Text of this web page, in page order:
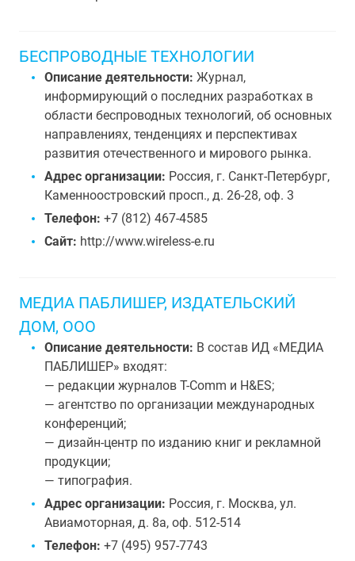
БЕСПРОВОДНЫЕ ТЕХНОЛОГИИ
Описание деятельности: Журнал,
информирующий о последних разработках в
области беспроводных технологий, об основных
направлениях, тенденциях и перспективах
развития отечественного и мирового рынка.
Адрес организации: Россия, г. Санкт-Петербург,
Каменноостровский просп., д. 26-28, оф. 3
Телефон: +7 (812) 467-4585
Сайт: http://www.wireless-e.ru
МЕДИА ПАБЛИШЕР, ИЗДАТЕЛЬСКИЙ
ДОМ, ООО
Описание деятельности: В состав ИД «МЕДИА
ПАБЛИШЕР» входят:
— редакции журналов T-Comm и H&ES;
— агентство по организации международных
конференций;
— дизайн-центр по изданию книг и рекламной
продукции;
— типография.
Адрес организации: Россия, г. Москва, ул.
Авиамоторная, д. 8а, оф. 512-514
Телефон: +7 (495) 957-7743